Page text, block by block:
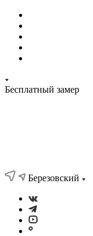
Бесплатный замер
Березовский